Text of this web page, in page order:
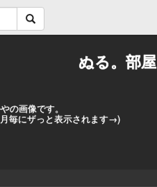
ぬる。部屋
の画像です。
毎にザっと表示されます→)